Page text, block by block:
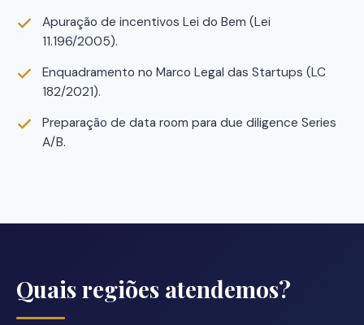
Apuração de incentivos Lei do Bem (Lei
11.196/2005).
Enquadramento no Marco Legal das Startups (LC
182/2021).
Preparação de data room para due diligence Series
A/B.
Quais regiões atendemos?